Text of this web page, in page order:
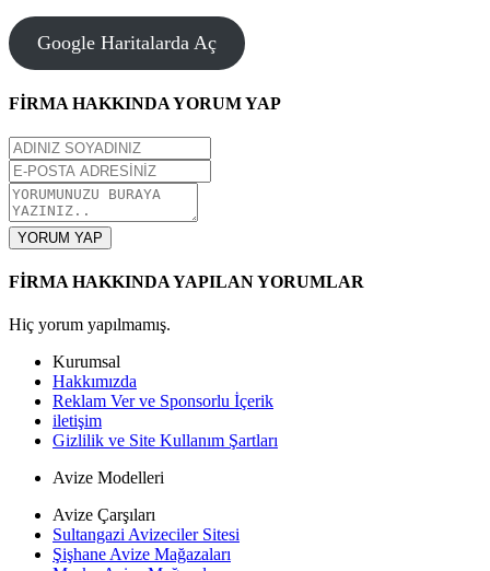
Google Haritalarda Aç
FİRMA HAKKINDA YORUM YAP
YORUM YAP
FİRMA HAKKINDA YAPILAN YORUMLAR
Hiç yorum yapılmamış.
Kurumsal
Hakkımızda
Reklam Ver ve Sponsorlu İçerik
iletişim
Gizlilik ve Site Kullanım Şartları
Avize Modelleri
Avize Çarşıları
Sultangazi Avizeciler Sitesi
Şişhane Avize Mağazaları